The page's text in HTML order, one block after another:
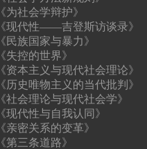
《为社会学辩护》
《现代性——吉登斯访谈录》
《民族国家与暴力》
《失控的世界》
《资本主义与现代社会理论》
《历史唯物主义的当代批判》
《社会理论与现代社会学》
《现代性与自我认同》
《亲密关系的变革》
《第三条道路》